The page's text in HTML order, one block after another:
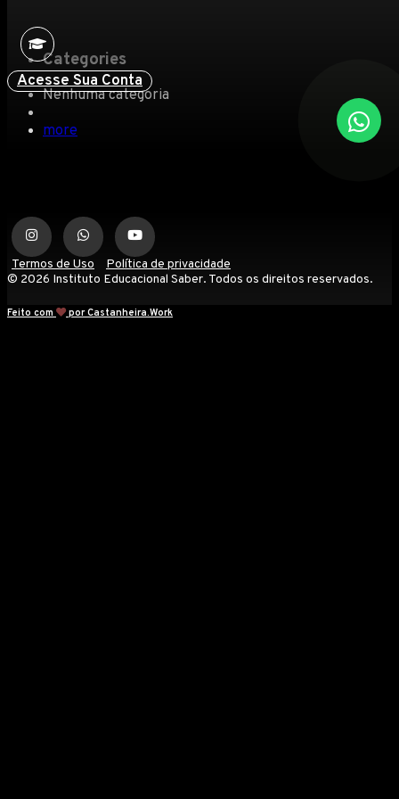
Acesse Sua Conta
Categories
Nenhuma categoria
more
Termos de Uso
Política de privacidade
© 2026 Instituto Educacional Saber. Todos os direitos reservados.
Feito com por Castanheira.Work